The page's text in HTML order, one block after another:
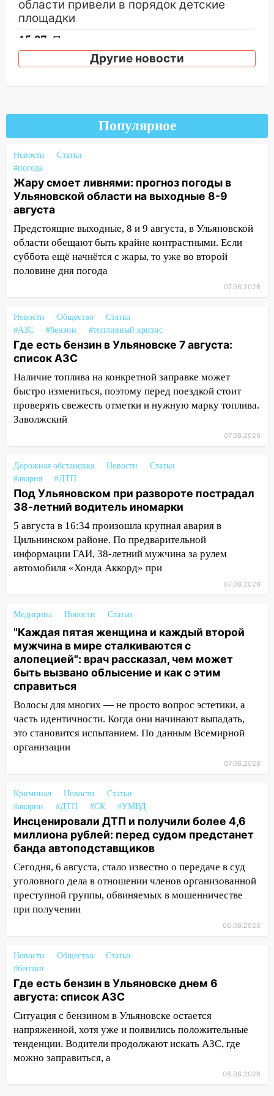
области привели в порядок детские
площадки
15:27 Прокуратура проверяет
капремонт школы в селе Кивать
На проспекте Гая в Ульяновске
запретили остановку автомобилей на
50-метровом участке
14:22
большой фестиваль «Наше время» с
мотофристайлом и концертом
«Мураками»
14:04 Жару смоет ливнями: прогноз
погоды в Ульяновской области на
выходные 8-9 августа
пассажира»
13:20
В Ульяновске за один день
обокрали женщину на пляже и
подростка в сквере
13:01 В Димитровграде мужчина
выбросил из машины страйкбольную
гранату: его задержали
и шквал до 27 м/с
12:31
Ульяновец хотел купить иномарку
из Европы и потерял 760 тысяч рублей
12:20 В Чердаклинском районе
столкнулись «Лада» и Chevrolet:
пострадал 14-летний подросток
12:00 Где есть бензин в Ульяновске 7
11:50
Заснул рядом с ребёнком и
случайно задушил его: суд вынес
приговор
11:38
В Ленинском районе пожар
полностью уничтожил дачный дом и
сарай
11:38 В Госдуме предложили отменить
ЕГЭ с 2027 года
11:25 В Ульяновске ИИ будет выявлять
нарушителей на контейнерных
11:20
Ульяновская шахматистка
Валерия Клейменова выиграла два
золота в составе сборной мира
11:16 В Ульяновске открыли памятную
доску декабристу Кондратию Рылееву
10:40 В Ульяновске спасатели ночью
нашли потерявшегося в заброшенных
садах 79-летнего мужчину
На нескольких улицах Ульяновска
10:14
В Ульяновске двоих участников
коррупционной схемы при ЦГКБ
отправили в колонию на 7 и 8 лет
09:52 Ночью беспилотники сбили над
соседними Татарстаном и Саратовской
областью
09:41
Диана Шурыгина уверовала в
Другие новости
Популярное
Новости
Статьи
#погода
Жару смоет ливнями: прогноз погоды в
Ульяновской области на выходные 8-9
августа
Предстоящие выходные, 8 и 9 августа, в Ульяновской
области обещают быть крайне контрастными. Если
суббота ещё начнётся с жары, то уже во второй
половине дня погода
07.08.2026
Новости Общество
Статьи
#АЗС
#бензин #топливный кризис
Где есть бензин в Ульяновске 7 августа:
список АЗС
Наличие топлива на конкретной заправке может
быстро измениться, поэтому перед поездкой стоит
проверять свежесть отметки и нужную марку топлива.
Заволжский
07.08.2026
Дорожная обстановка Новости
Статьи
#авария
#ДТП
Под Ульяновском при развороте пострадал
38-летний водитель иномарки
5 августа в 16:34 произошла крупная авария в
Цильнинском районе. По предварительной
информации ГАИ, 38-летний мужчина за рулем
автомобиля «Хонда Аккорд» при
07.08.2026
Медицина Новости Статьи
"Каждая пятая женщина и каждый второй
мужчина в мире сталкиваются с
алопецией": врач рассказал, чем может
быть вызвано облысение и как с этим
справиться
Волосы для многих — не просто вопрос эстетики, а
часть идентичности. Когда они начинают выпадать,
это становится испытанием. По данным Всемирной
организации
07.08.2026
Криминал Новости
Статьи
#аварии
#ДТП #СК #УМВД
Инсценировали ДТП и получили более 4,6
миллиона рублей: перед судом предстанет
банда автоподставщиков
Сегодня, 6 августа, стало известно о передаче в суд
уголовного дела в отношении членов организованной
преступной группы, обвиняемых в мошенничестве
при получении
06.08.2026
Новости Общество
Статьи
#бензин
Где есть бензин в Ульяновске днем 6
августа: список АЗС
Ситуация с бензином в Ульяновске остается
напряженной, хотя уже и появились положительные
тенденции. Водители продолжают искать АЗС, где
можно заправиться, а
06.08.2026